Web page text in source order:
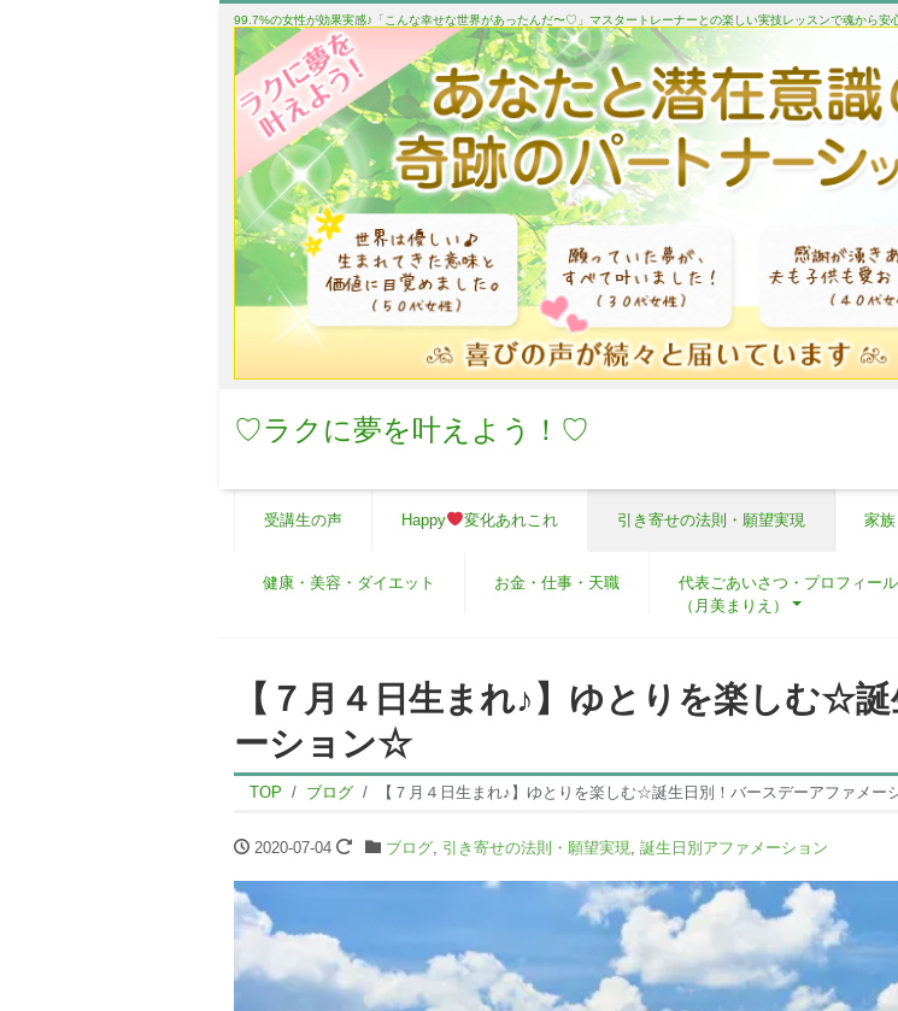
99.7%の女性が効果実感♪「こんな幸せな世界があったんだ〜♡」マスタートレーナーとの楽しい実技レッスンで魂から安
♡ラクに夢を叶えよう！♡
受講生の声 Happy 変化あれこれ 引き寄せの法則・願望実現 家
健康・美容・ダイエット お金・仕事・天職
代表ごあいさつ・プロフィール
（月美まりえ）
【７月４日生まれ♪】ゆとりを楽しむ☆
ーション☆
TOP ブログ 【７月４日生まれ♪】ゆとりを楽しむ☆誕生日別！バースデーアファメー
2020-07-04 ブログ, 引き寄せの法則・願望実現 誕生日別アファメーション